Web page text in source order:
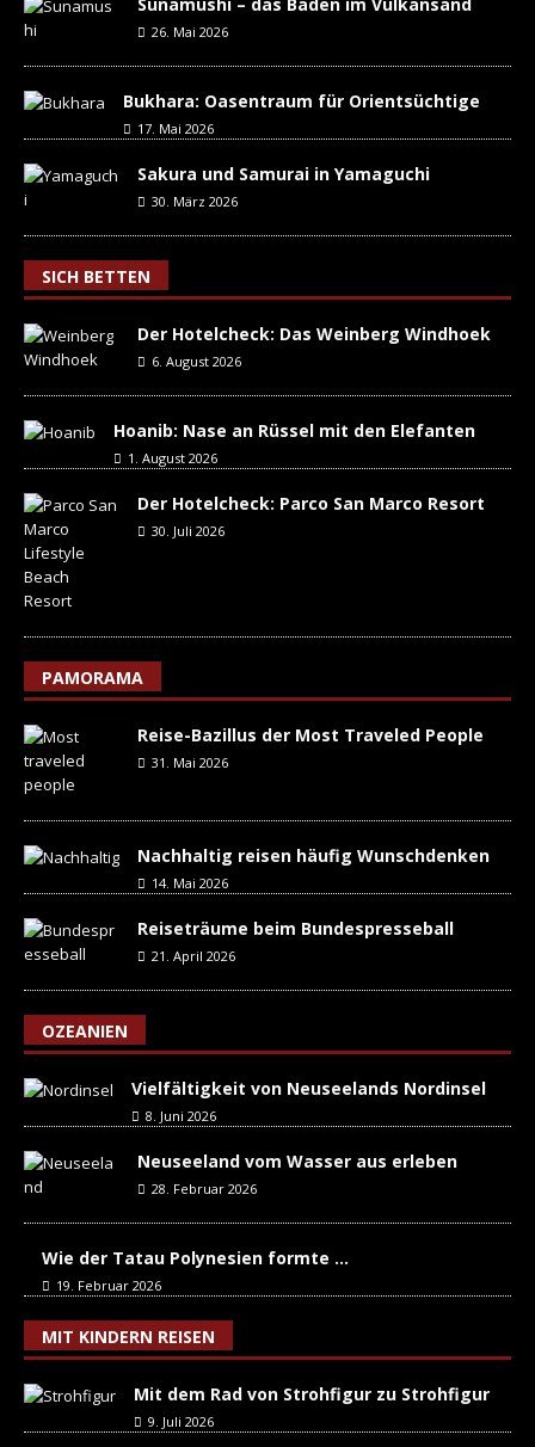
26. Mai 2026
Bukhara: Oasentraum für Orientsüchtige
17. Mai 2026
Sakura und Samurai in Yamaguchi
30. März 2026
SICH BETTEN
Der Hotelcheck: Das Weinberg Windhoek
6. August 2026
Hoanib: Nase an Rüssel mit den Elefanten
1. August 2026
Der Hotelcheck: Parco San Marco Resort
30. Juli 2026
PAMORAMA
Reise-Bazillus der Most Traveled People
31. Mai 2026
Nachhaltig reisen häufig Wunschdenken
14. Mai 2026
Reiseträume beim Bundespresseball
21. April 2026
OZEANIEN
Vielfältigkeit von Neuseelands Nordinsel
8. Juni 2026
Neuseeland vom Wasser aus erleben
28. Februar 2026
Wie der Tatau Polynesien formte …
19. Februar 2026
MIT KINDERN REISEN
Mit dem Rad von Strohfigur zu Strohfigur
9. Juli 2026